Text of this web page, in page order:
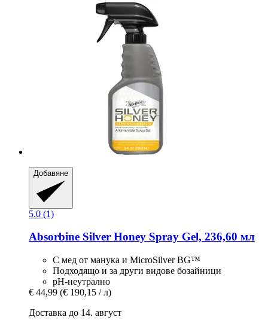
Добавяне
5.0 (1)
Absorbine Silver Honey Spray Gel, 236,60 мл
С мед от манука и MicroSilver BG™
Подходящо и за други видове бозайници
pH-неутрално
€ 44,99 (€ 190,15 / л)
Доставка до 14. август